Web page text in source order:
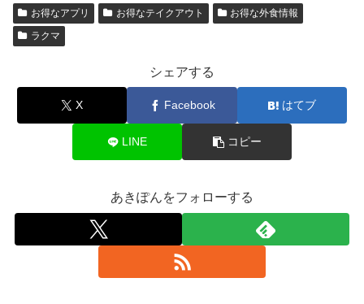
お得なアプリ お得なテイクアウト
お得な外食情報
ラクマ
シェアする
X Facebook はてブ
LINE コピー
あきぽんをフォローする